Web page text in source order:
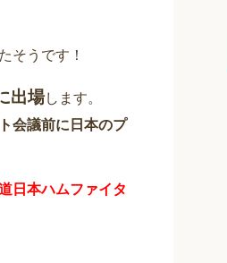
そうです！
出場します。
会議前に日本のプ
日本ハムファイタ